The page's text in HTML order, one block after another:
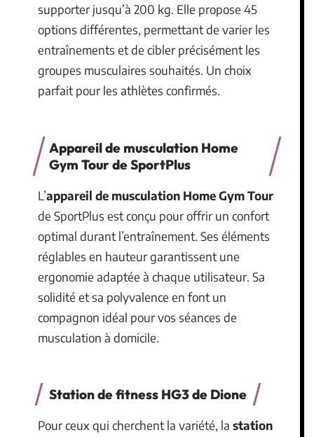
supporter jusqu’à 200 kg. Elle propose 45
options différentes, permettant de varier les
entraînements et de cibler précisément les
groupes musculaires souhaités. Un choix
parfait pour les athlètes confirmés.
Appareil de musculation Home
Gym Tour de SportPlus
L’appareil de musculation Home Gym Tour
de SportPlus est conçu pour offrir un confort
optimal durant l’entraînement. Ses éléments
réglables en hauteur garantissent une
ergonomie adaptée à chaque utilisateur. Sa
solidité et sa polyvalence en font un
compagnon idéal pour vos séances de
musculation à domicile.
Station de fitness HG3 de Dione
Pour ceux qui cherchent la variété, la station